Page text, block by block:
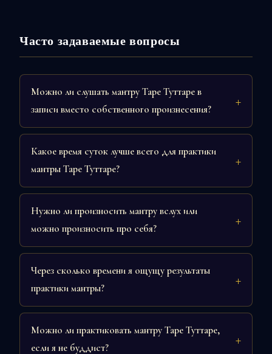
Часто задаваемые вопросы
Можно ли слушать мантру Таре Туттаре в
записи вместо собственного произнесения?
Какое время суток лучше всего для практики
мантры Таре Туттаре?
Нужно ли произносить мантру вслух или
можно произносить про себя?
Через сколько времени я ощущу результаты
практики мантры?
Можно ли практиковать мантру Таре Туттаре,
если я не буддист?